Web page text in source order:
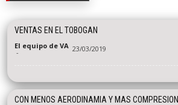
VENTAS EN EL TOBOGAN
El equipo de VA
- 23/03/2019
CON MENOS AERODINAMIA Y MAS COMPRESION